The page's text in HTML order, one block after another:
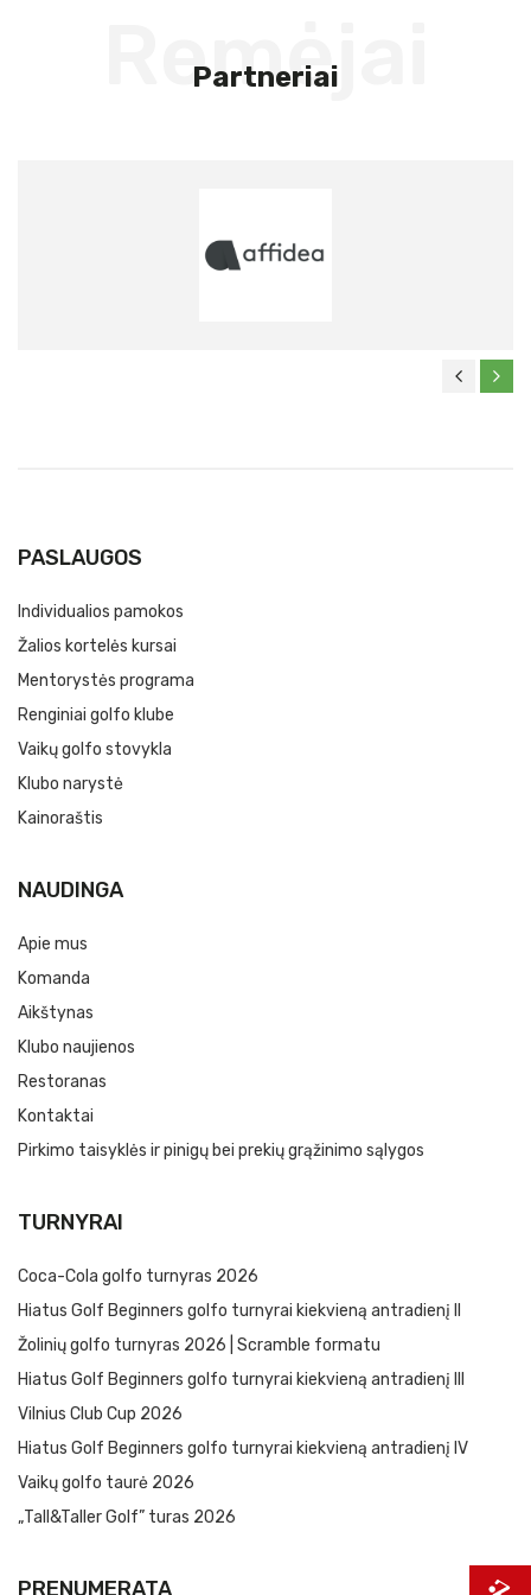
Remėjai
Partneriai
PASLAUGOS
Individualios pamokos
Žalios kortelės kursai
Mentorystės programa
Renginiai golfo klube
Vaikų golfo stovykla
Klubo narystė
Kainoraštis
NAUDINGA
Apie mus
Komanda
Aikštynas
Klubo naujienos
Restoranas
Kontaktai
Pirkimo taisyklės ir pinigų bei prekių grąžinimo sąlygos
TURNYRAI
Coca-Cola golfo turnyras 2026
Hiatus Golf Beginners golfo turnyrai kiekvieną antradienį II
Žolinių golfo turnyras 2026 | Scramble formatu
Hiatus Golf Beginners golfo turnyrai kiekvieną antradienį III
Vilnius Club Cup 2026
Hiatus Golf Beginners golfo turnyrai kiekvieną antradienį IV
Vaikų golfo taurė 2026
„Tall&Taller Golf” turas 2026
PRENUMERATA